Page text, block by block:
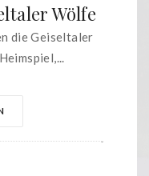
Wölfe
die Geiseltaler